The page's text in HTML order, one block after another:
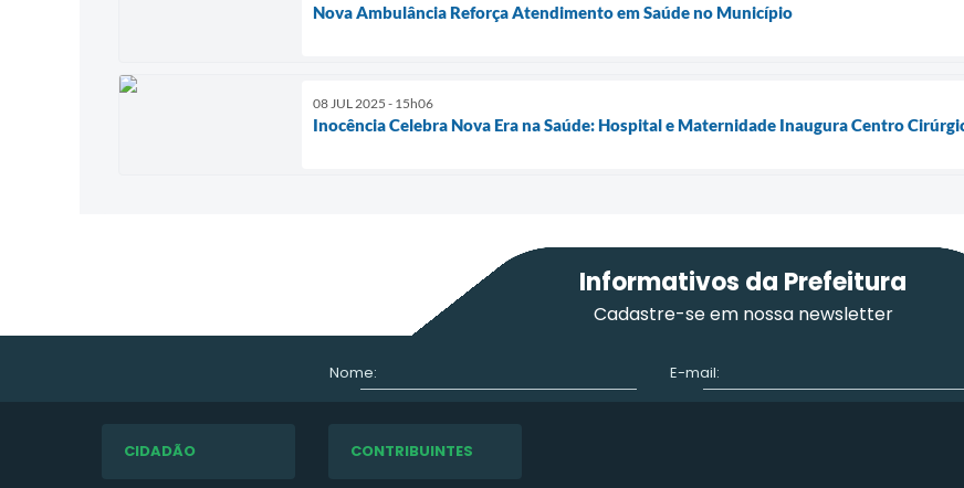
Nova Ambulância Reforça Atendimento em Saúde no Município
08 JUL 2025 - 15h06
Inocência Celebra Nova Era na Saúde: Hospital e Maternidade Inaugura Centro
Informativos da Prefeitura
Cadastre-se em nossa newsletter
Nome: E-mail:
CIDADÃO CONTRIBUINTES